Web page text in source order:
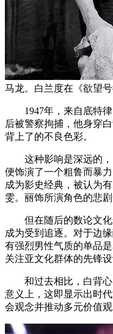
马龙。白兰度在《欲望
1947年，来自底特律
后被警察拘捕，他身穿
背上了的不良色彩。
这种影响是深远的，
便饰演了一个粗鲁而暴
成为影史经典，被认为
雯。丽饰所演角色的悲剧
但在随后的数论文化
成为受到追逐。对于边
有强烈男性气质的单品
关注亚文化群体的先锋
和过去相比，白背心
意义上，这即显示出时
会观念并推动多元价值观